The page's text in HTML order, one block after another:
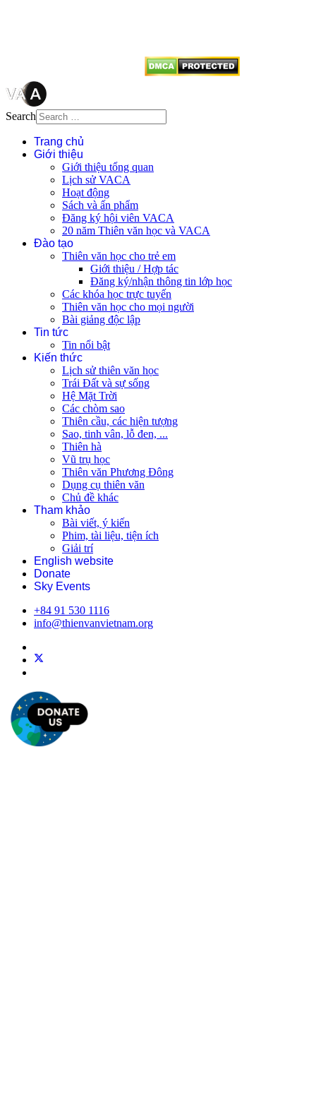
Search
Trang chủ
Giới thiệu
Giới thiệu tổng quan
Lịch sử VACA
Hoạt động
Sách và ấn phẩm
Đăng ký hội viên VACA
20 năm Thiên văn học và VACA
Đào tạo
Thiên văn học cho trẻ em
Giới thiệu / Hợp tác
Đăng ký/nhận thông tin lớp học
Các khóa học trực tuyến
Thiên văn học cho mọi người
Bài giảng độc lập
Tin tức
Tin nổi bật
Kiến thức
Lịch sử thiên văn học
Trái Đất và sự sống
Hệ Mặt Trời
Các chòm sao
Thiên cầu, các hiện tượng
Sao, tinh vân, lỗ đen, ...
Thiên hà
Vũ trụ học
Thiên văn Phương Đông
Dụng cụ thiên văn
Chủ đề khác
Tham khảo
Bài viết, ý kiến
Phim, tài liệu, tiện ích
Giải trí
English website
Donate
Sky Events
+84 91 530 1116
info@thienvanvietnam.org